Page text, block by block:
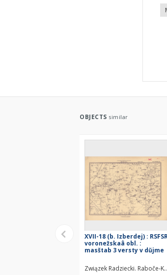
OBJECTS similar
XVII-18 (b. Izberdej) :
voronežskaâ obl. :
masštab 3 versty v dŭjme
Związek Radziecki. Raboče-